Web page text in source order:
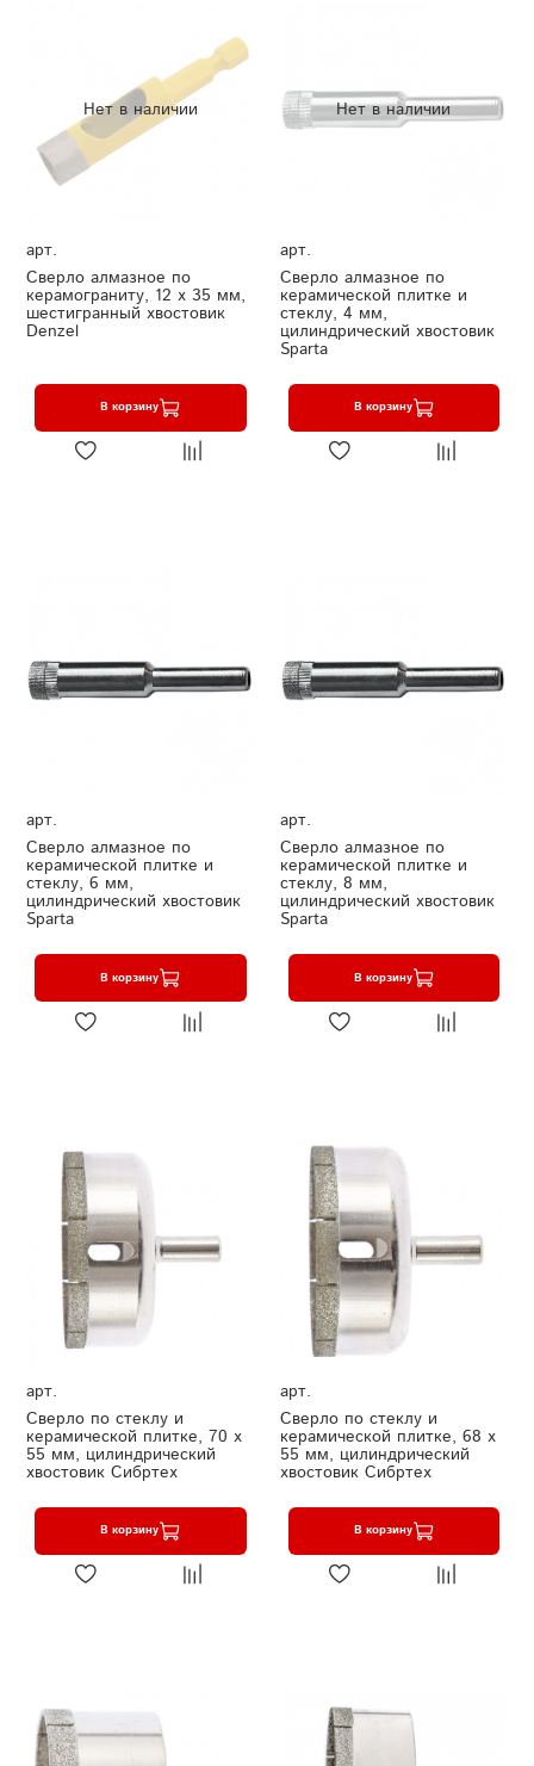
Нет в наличии
арт.
Сверло алмазное по
керамограниту, 12 х 35 мм,
шестигранный хвостовик
Denzel
В корзину
Нет в наличии
арт.
Сверло алмазное по
керамической плитке и
стеклу, 4 мм,
цилиндрический хвостовик
Sparta
В корзину
арт.
Сверло алмазное по
керамической плитке и
стеклу, 6 мм,
цилиндрический хвостовик
Sparta
В корзину
арт.
Сверло алмазное по
керамической плитке и
стеклу, 8 мм,
цилиндрический хвостовик
Sparta
В корзину
арт.
Сверло по стеклу и
керамической плитке, 70 х
55 мм, цилиндрический
хвостовик Сибртех
В корзину
арт.
Сверло по стеклу и
керамической плитке, 68 х
55 мм, цилиндрический
хвостовик Сибртех
В корзину